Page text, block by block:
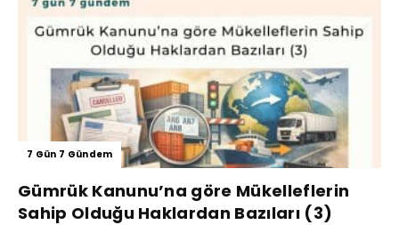
7 Gün 7 Gündem
Gümrük Kanunu’na göre Mükelleflerin
Sahip Olduğu Haklardan Bazıları (3)